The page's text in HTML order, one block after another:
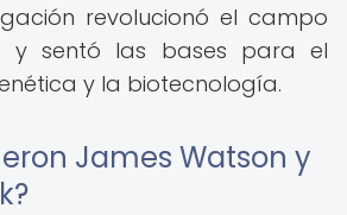
revolucionó el campo
y sentó las bases para el
y la biotecnología.
James Watson y